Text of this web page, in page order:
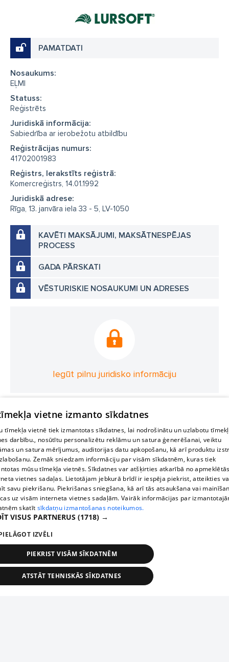
PAMATDATI
Nosaukums:
EĻMI
Statuss:
Reģistrēts
Juridiskā informācija:
Sabiedrība ar ierobežotu atbildību
Reģistrācijas numurs:
41702001983
Reģistrs, Ierakstīts reģistrā:
Komercreģistrs, 14.01.1992
Juridiskā adrese:
Rīga, 13. janvāra iela 33 - 5, LV-1050
KAVĒTI MAKSĀJUMI, MAKSĀTNESPĒJAS
PROCESS
GADA PĀRSKATI
VĒSTURISKIE NOSAUKUMI UN ADRESES
Iegūt pilnu juridisko informāciju
vietne izmanto sīkdatnes
tīmekļa vietnē tiek izmantotas sīkdatnes, lai nodrošinātu un uzlabotu
darbību., nosūtītu personalizētu reklāmu un satura ģenerēšanai, veiktu
un satura mērījumus, auditorijas datu apkopošanu, kā arī produktu
Zemāk sniedzam informāciju par visām sīkdatnēm, kuras tiek
mūsu tīmekļa vietnēs. Sīkdatnes var atšķirties atkarībā no
vietnes sadaļas. Lietotājam jebkurā brīdī ir iespēja piekrist, atteikties
savu piekrišanu. Piekrišanas sniegšana, kā arī tās atsaukšana vai
uz visām interneta vietnes sadaļām. Vairāk informācijas par
skatīt sīkdatņu izmantošanas noteikumos.
VISUS PARTNERUS (1718) →
IZVĒLI
PIEKRIST VISĀM SĪKDATNĒM
ATSTĀT TEHNISKĀS SĪKDATNES